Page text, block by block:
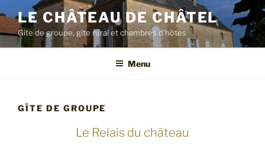
LE CHÂTEAU DE CHÂTEL
Gîte de groupe, gîte rural et chambres d'hôtes
Menu
GÎTE DE GROUPE
Le Relais du château